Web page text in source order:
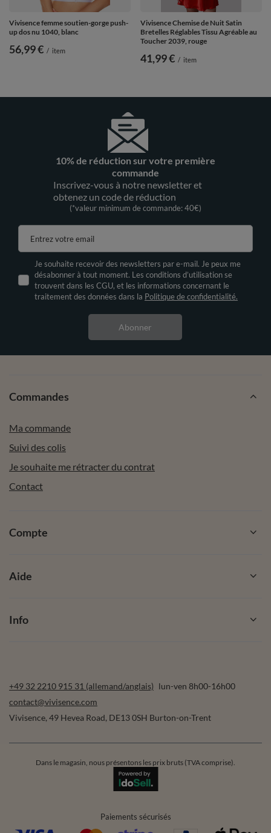
Vivisence femme soutien-gorge push-
up dos nu 1040, blanc
56,99 € / item
Vivisence Chemise de Nuit Satin
Bretelles Réglables Tissu Agréable au
Toucher 2039, rouge
41,99 € / item
10% de réduction sur votre première
commande
Inscrivez-vous à notre newsletter et
obtenez un code de réduction
(*valeur minimum de commande: 40€)
Entrez votre email
Je souhaite recevoir des newsletters par e-mail. Je peux me
désabonner à tout moment. Les conditions d’utilisation se
trouvent dans les CGU, et les informations concernant le
traitement des données dans la Politique de confidentialité.
Abonner
Commandes
Ma commande
Suivi des colis
Je souhaite me rétracter du contrat
Contact
Compte
Aide
Info
+49 32 2210 915 31 (allemand/anglais) lun-ven 8h00-16h00
contact@vivisence.com
Vivisence, 49 Hevea Road, DE13 0SH Burton-on-Trent
Dans le magasin, nous présentons les prix bruts (TVA comprise).
Paiements sécurisés